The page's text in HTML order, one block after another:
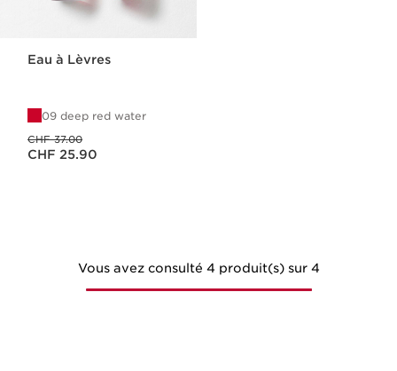
Eau à Lèvres
09 deep red water
CHF 37.00
Nouveau prix CHF 25.90
CHF 25.90
Vous avez consulté 4 produit(s) sur 4